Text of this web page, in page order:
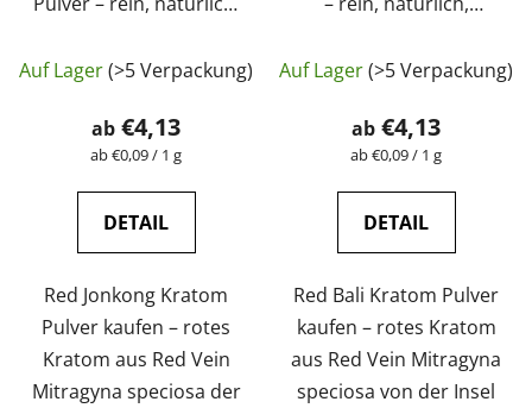
Auf Lager(>5 Verpackung)
ab €4,13
Verkaufspreis:
ab €0,09 / 1 g
DETAIL
Red Jonkong Kratom
Pulver kaufen – rotes
Kratom aus Red Vein
Mitragyna speciosa der
ist
von
Auf Lager(>5 Verpackung)
ab €4,13
Verkaufspreis:
ab €0,09 / 1 g
DETAIL
Red Bali Kratom Pulver
kaufen – rotes Kratom
aus Red Vein Mitragyna
speciosa von der Insel